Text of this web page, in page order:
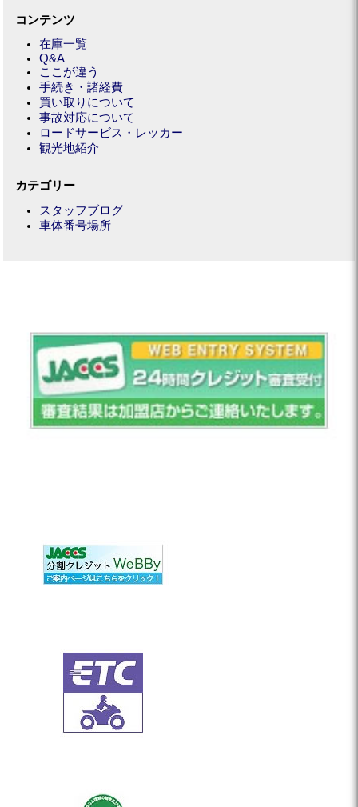
コンテンツ
在庫一覧
Q&A
ここが違う
手続き・諸経費
買い取りについて
事故対応について
ロードサービス・レッカー
観光地紹介
カテゴリー
スタッフブログ
車体番号場所